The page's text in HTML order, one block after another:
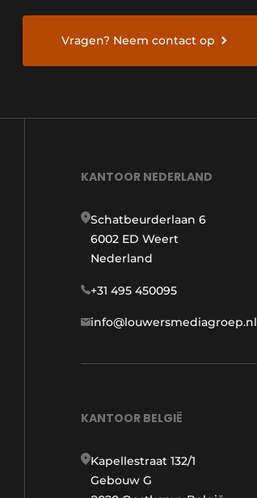
Vragen? Neem contact op
KANTOOR NEDERLAND
Schatbeurderlaan 6
6002 ED Weert
Nederland
+31 495 450095
info@louwersmediagroep.nl
KANTOOR BELGIË
Kapellestraat 132/1
Gebouw G